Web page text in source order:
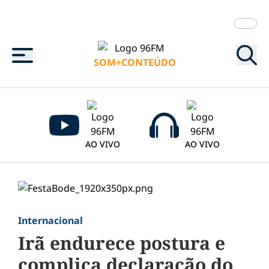
Menu
SOM+CONTEÚDO
AO VIVO AO VIVO
Internacional
Irã endurece postura e